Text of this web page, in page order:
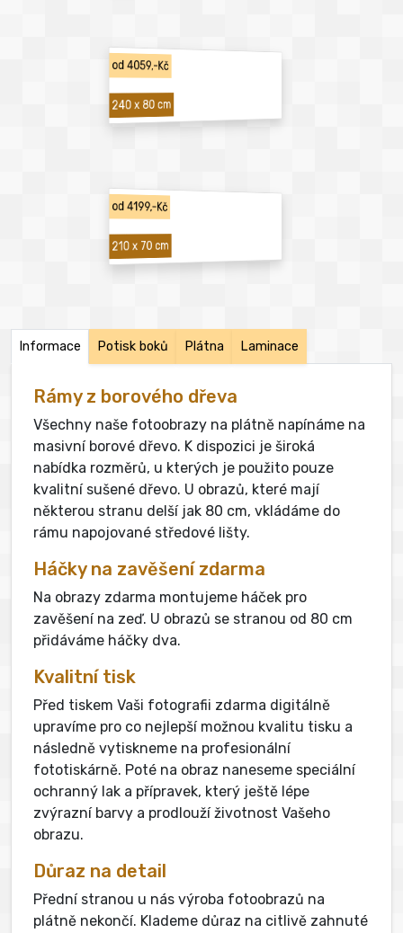
od 4059,-Kč
240 x 80 cm
od 4199,-Kč
210 x 70 cm
Informace Potisk boků Plátna Laminace
Rámy z borového dřeva
Všechny naše fotoobrazy na plátně napínáme na
masivní borové dřevo. K dispozici je široká
nabídka rozměrů, u kterých je použito pouze
kvalitní sušené dřevo. U obrazů, které mají
některou stranu delší jak 80 cm, vkládáme do
rámu napojované středové lišty.
Háčky na zavěšení zdarma
Na obrazy zdarma montujeme háček pro
zavěšení na zeď. U obrazů se stranou od 80 cm
přidáváme háčky dva.
Kvalitní tisk
Před tiskem Vaši fotografii zdarma digitálně
upravíme pro co nejlepší možnou kvalitu tisku a
následně vytiskneme na profesionální
fototiskárně. Poté na obraz naneseme speciální
ochranný lak a přípravek, který ještě lépe
zvýrazní barvy a prodlouží životnost Vašeho
obrazu.
Důraz na detail
Přední stranou u nás výroba fotoobrazů na
plátně nekončí. Klademe důraz na citlivě zahnuté